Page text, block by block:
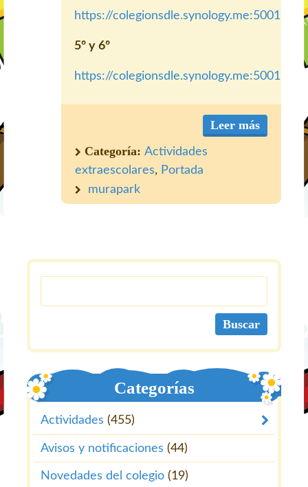
https://colegionsdle.synology.me:5001/
5º y 6º
https://colegionsdle.synology.me:5001/
Leer más
Categoría: Actividades
extraescolares, Portada
murapark
Categorías
Actividades (455)
Avisos y notificaciones (44)
Novedades del colegio (19)